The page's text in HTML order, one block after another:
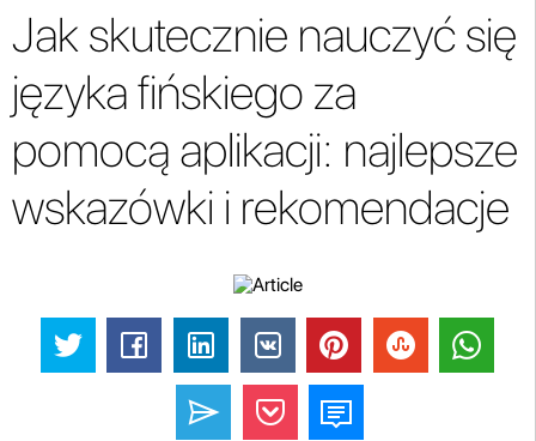
Jak skutecznie nauczyć się
języka fińskiego za
pomocą aplikacji: najlepsze
wskazówki i rekomendacje